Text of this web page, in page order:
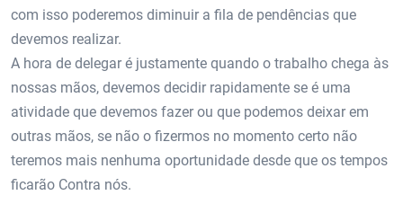
com isso poderemos diminuir a fila de pendências que
devemos realizar.
A hora de delegar é justamente quando o trabalho chega às
nossas mãos, devemos decidir rapidamente se é uma
atividade que devemos fazer ou que podemos deixar em
outras mãos, se não o fizermos no momento certo não
teremos mais nenhuma oportunidade desde que os tempos
ficarão Contra nós.